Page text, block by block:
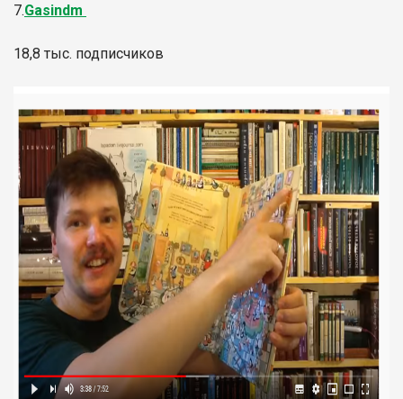
7.Gasindm
18,8 тыс. подписчиков